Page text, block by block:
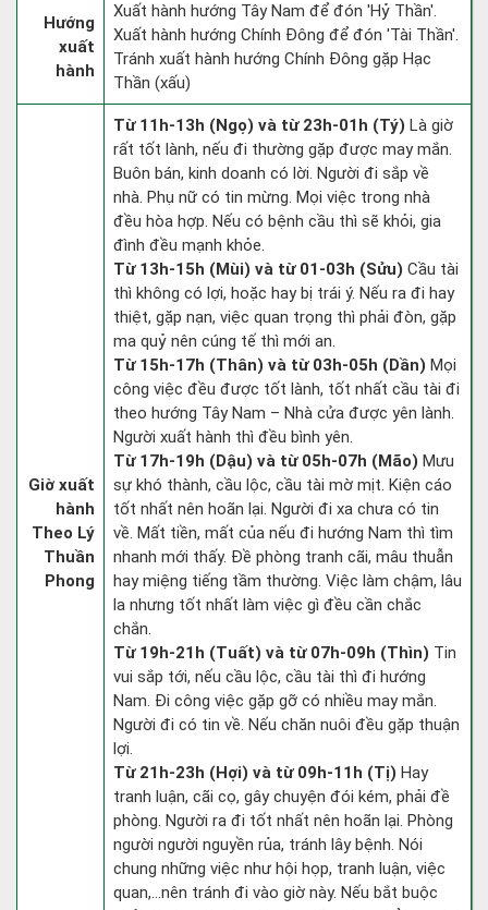
Hướng
xuất
hành
Xuất hành hướng Tây Nam để đón 'Hỷ Thần'.
Xuất hành hướng Chính Đông để đón 'Tài Thần'.
Tránh xuất hành hướng Chính Đông gặp Hạc
Thần (xấu)
Giờ xuất
hành
Theo Lý
Thuần
Phong
Từ 11h-13h (Ngọ) và từ 23h-01h (Tý) Là giờ
rất tốt lành, nếu đi thường gặp được may mắn.
Buôn bán, kinh doanh có lời. Người đi sắp về
nhà. Phụ nữ có tin mừng. Mọi việc trong nhà
đều hòa hợp. Nếu có bệnh cầu thì sẽ khỏi, gia
đình đều mạnh khỏe.
Từ 13h-15h (Mùi) và từ 01-03h (Sửu) Cầu tài
thì không có lợi, hoặc hay bị trái ý. Nếu ra đi hay
thiệt, gặp nạn, việc quan trọng thì phải đòn, gặp
ma quỷ nên cúng tế thì mới an.
Từ 15h-17h (Thân) và từ 03h-05h (Dần) Mọi
công việc đều được tốt lành, tốt nhất cầu tài đi
theo hướng Tây Nam – Nhà cửa được yên lành.
Người xuất hành thì đều bình yên.
Từ 17h-19h (Dậu) và từ 05h-07h (Mão) Mưu
sự khó thành, cầu lộc, cầu tài mờ mịt. Kiện cáo
tốt nhất nên hoãn lại. Người đi xa chưa có tin
về. Mất tiền, mất của nếu đi hướng Nam thì tìm
nhanh mới thấy. Đề phòng tranh cãi, mâu thuẫn
hay miệng tiếng tầm thường. Việc làm chậm, lâu
la nhưng tốt nhất làm việc gì đều cần chắc
chắn.
Từ 19h-21h (Tuất) và từ 07h-09h (Thìn) Tin
vui sắp tới, nếu cầu lộc, cầu tài thì đi hướng
Nam. Đi công việc gặp gỡ có nhiều may mắn.
Người đi có tin về. Nếu chăn nuôi đều gặp thuận
lợi.
Từ 21h-23h (Hợi) và từ 09h-11h (Tị) Hay
tranh luận, cãi cọ, gây chuyện đói kém, phải đề
phòng. Người ra đi tốt nhất nên hoãn lại. Phòng
người người nguyền rủa, tránh lây bệnh. Nói
chung những việc như hội họp, tranh luận, việc
quan,…nên tránh đi vào giờ này. Nếu bắt buộc